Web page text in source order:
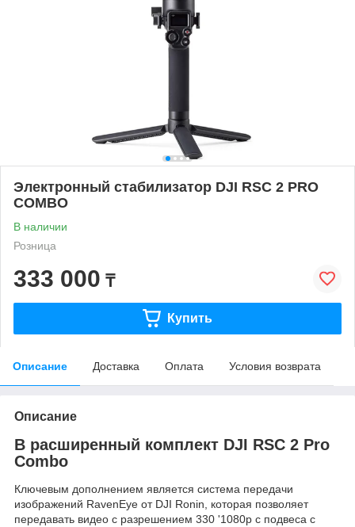
Электронный стабилизатор DJI RSС 2 PRO
COMBO
В наличии
Розница
333 000 ₸
Купить
Описание Доставка Оплата Условия возврата
Описание
В расширенный комплект DJI RSC 2 Pro
Combo
Ключевым дополнением является система передачи
изображений RavenEye от DJI Ronin, которая позволяет
передавать видео с разрешением 330 '1080p с подвеса с